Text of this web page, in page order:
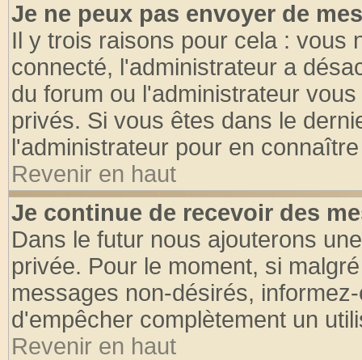
Je ne peux pas envoyer de
Il y trois raisons pour cela : vous
connecté, l'administrateur a
du forum ou l'administrateur
privés. Si vous êtes dans le
l'administrateur pour en
Revenir en haut
Je continue de recevoir des
Dans le futur nous ajouterons
privée. Pour le moment, si
messages non-désirés,
d'empêcher complètement un
Revenir en haut